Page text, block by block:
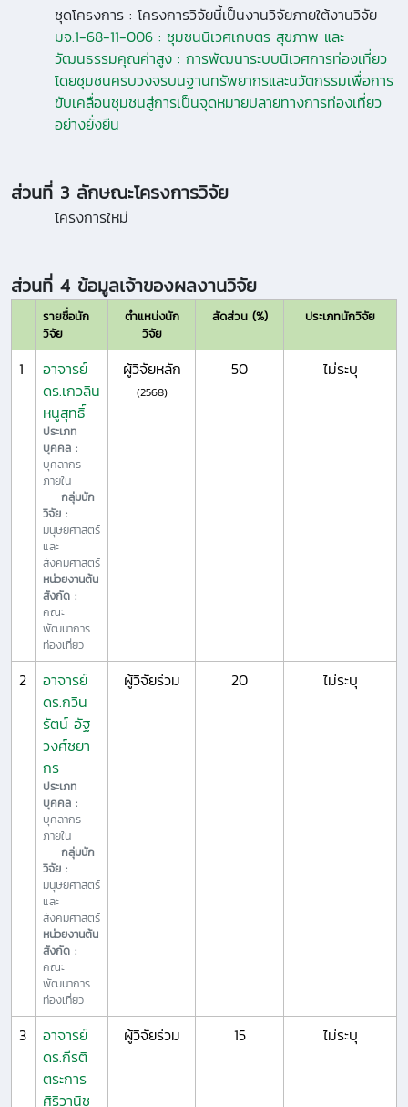
ชุดโครงการ : โครงการวิจัยนี้เป็นงานวิจัยภายใต้งานวิจัย
มจ.1-68-11-006 : ชุมชนนิเวศเกษตร สุขภาพ และ
วัฒนธรรมคุณค่าสูง : การพัฒนาระบบนิเวศการท่องเที่ยว
โดยชุมชนครบวงจรบนฐานทรัพยากรและนวัตกรรมเพื่อการ
ขับเคลื่อนชุมชนสู่การเป็นจุดหมายปลายทางการท่องเที่ยว
อย่างยั่งยืน
ส่วนที่ 3 ลักษณะโครงการวิจัย
โครงการใหม่
ส่วนที่ 4 ข้อมูลเจ้าของผลงานวิจัย
รายชื่อนัก
วิจัย
ตำแหน่งนัก
วิจัย
สัดส่วน (%) ประเภทนักวิจัย
1
อาจารย์
ดร.เกวลิน
หนูสุทธิ์
ประเภท
บุคคล :
บุคลากร
ภายใน
กลุ่มนัก
วิจัย :
มนุษยศาสตร์
และ
สังคมศาสตร์
หน่วยงานต้น
สังกัด :
คณะ
พัฒนาการ
ท่องเที่ยว
ผู้วิจัยหลัก
(2568)
50 ไม่ระบุ
2
อาจารย์
ดร.กวิน
รัตน์ อัฐ
วงศ์ชยา
กร
ประเภท
บุคคล :
บุคลากร
ภายใน
กลุ่มนัก
วิจัย :
มนุษยศาสตร์
และ
สังคมศาสตร์
หน่วยงานต้น
สังกัด :
คณะ
พัฒนาการ
ท่องเที่ยว
ผู้วิจัยร่วม 20 ไม่ระบุ
3
อาจารย์
ดร.กีรติ
ตระการ
ศิริวานิช
ผู้วิจัยร่วม 15 ไม่ระบุ